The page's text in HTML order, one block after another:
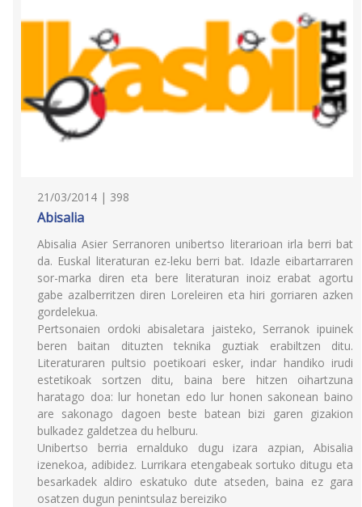
21/03/2014 | 398
Abisalia
Abisalia Asier Serranoren unibertso literarioan irla berri bat
da. Euskal literaturan ez-leku berri bat. Idazle eibartarraren
sor-marka diren eta bere literaturan inoiz erabat agortu
gabe azalberritzen diren Loreleiren eta hiri gorriaren azken
gordelekua.
Pertsonaien ordoki abisaletara jaisteko, Serranok ipuinek
beren baitan dituzten teknika guztiak erabiltzen ditu.
Literaturaren pultsio poetikoari esker, indar handiko irudi
estetikoak sortzen ditu, baina bere hitzen oihartzuna
haratago doa: lur honetan edo lur honen sakonean baino
are sakonago dagoen beste batean bizi garen gizakion
bulkadez galdetzea du helburu.
Unibertso berria ernalduko dugu izara azpian, Abisalia
izenekoa, adibidez. Lurrikara etengabeak sortuko ditugu eta
besarkadek aldiro eskatuko dute atseden, baina ez gara
osatzen dugun penintsulaz bereiziko